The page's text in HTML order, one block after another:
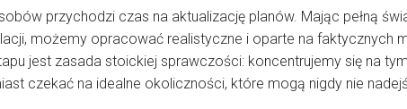
przychodzi czas na aktualizację planów. Mając pełną
możemy opracować realistyczne i oparte na faktycznych
jest zasada stoickiej sprawczości: koncentrujemy się na
czekać na idealne okoliczności, które mogą nigdy nie